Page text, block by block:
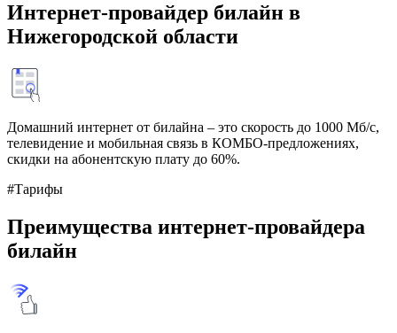
Интернет-провайдер билайн в
Нижегородской области
Домашний интернет от билайна – это скорость до 1000 Мб/с,
телевидение и мобильная связь в КОМБО-предложениях,
скидки на абонентскую плату до 60%.
#Тарифы
Преимущества интернет-провайдера
билайн